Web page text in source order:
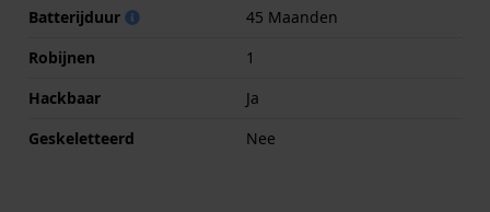
Batterijduur
45 Maanden
Robijnen
1
Hackbaar
Ja
Geskeletteerd
Nee